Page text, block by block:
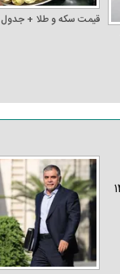
قیمت سکه و طلا + جدول